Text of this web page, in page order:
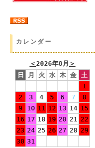
カレンダー
＜2026年8月 ＞
日
月 火 水 木 金 土
1
2
3 4 5 6 7
8
9
10 11 12 13 14 15
16 17 18 19 20 21 22
23 24 25 26 27 28 29
30 31